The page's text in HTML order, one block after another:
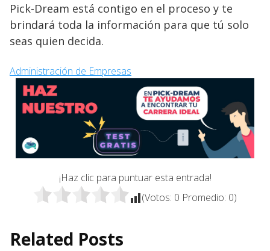
Pick-Dream está contigo en el proceso y te
brindará toda la información para que tú solo
seas quien decida.
Administración de Empresas
¡Haz clic para puntuar esta entrada!
(Votos: 0 Promedio: 0)
Related Posts